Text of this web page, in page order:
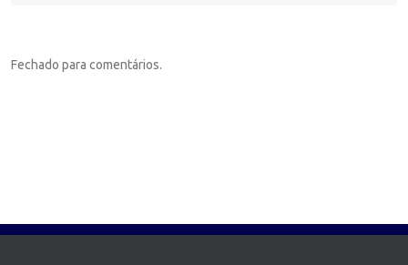
Fechado para comentários.